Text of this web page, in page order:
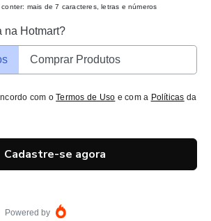
mais de 7 caracteres, letras e números
na Hotmart?
Comprar Produtos
com oTermos de Uso e com a Políticas da
Cadastre-se agora
Powered by